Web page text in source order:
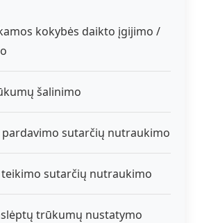
kokybės daikto įgijimo /
šalinimo
pardavimo sutarčių nutraukimo
teikimo sutarčių nutraukimo
trūkumų nustatymo